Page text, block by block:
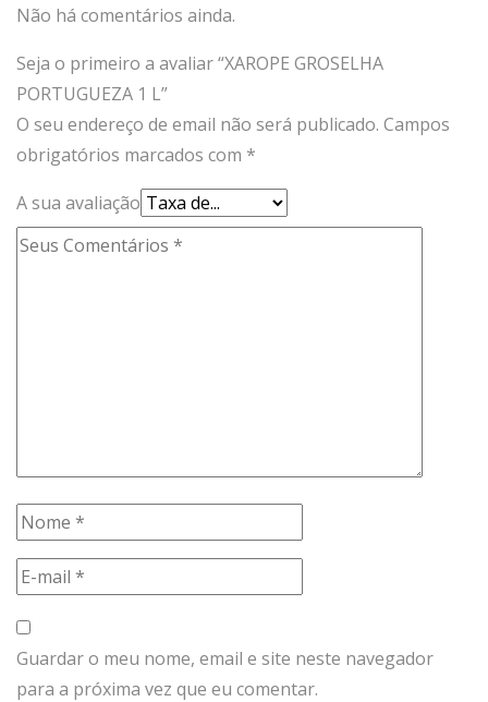
Não há comentários ainda.
Seja o primeiro a avaliar “XAROPE GROSELHA
PORTUGUEZA 1 L”
O seu endereço de email não será publicado. Campos
obrigatórios marcados com *
A sua avaliação
Guardar o meu nome, email e site neste navegador
para a próxima vez que eu comentar.